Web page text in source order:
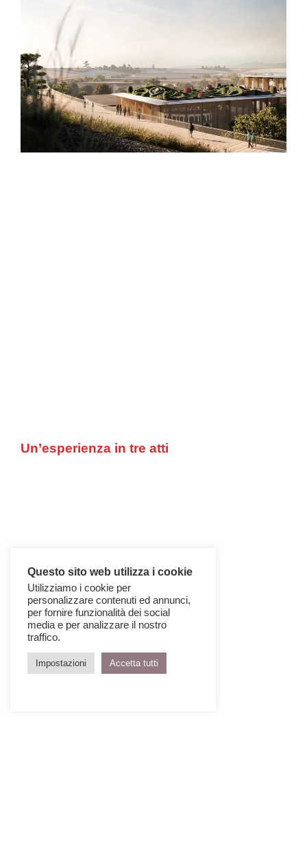
Un’esperienza in tre atti
Questo sito web utilizza i cookie
Utilizziamo i cookie per
personalizzare contenuti ed annunci,
per fornire funzionalità dei social
media e per analizzare il nostro
traffico.
Impostazioni Accetta tutti